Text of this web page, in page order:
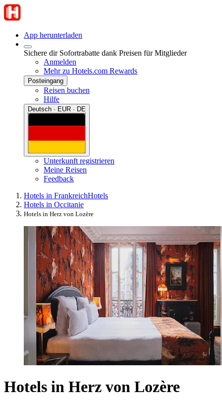
App herunterladen
Sichere dir Sofortrabatte dank Preisen für Mitglieder
Anmelden
Mehr zu Hotels.com Rewards
Posteingang
Reisen buchen
Hilfe
Deutsch · EUR · DE
Unterkunft registrieren
Meine Reisen
Feedback
Hotels in FrankreichHotels
Hotels in Occitanie
Hotels in Herz von Lozère
Hotels in Herz von Lozère